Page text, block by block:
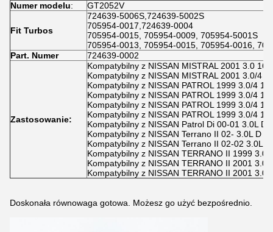
Numer modelu: GT2052V
Fit Turbos
724639-5006S,724639-5002S
705954-0017,724639-0004
705954-0015, 705954-0009, 705954-5001S
705954-0013, 705954-0015, 705954-0016,
Part. Numer 724639-0002
Zastosowanie:
Kompatybilny z NISSAN MISTRAL 2001 3.0
Kompatybilny z NISSAN MISTRAL 2001 3.0/4
Kompatybilny z NISSAN PATROL 1999 3.0/4
Kompatybilny z NISSAN PATROL 1999 3.0/4
Kompatybilny z NISSAN PATROL 1999 3.0/4
Kompatybilny z NISSAN PATROL 1999 3.0/4
Kompatybilny z NISSAN Patrol Di 00-01 3.0L D
Kompatybilny z NISSAN Terrano II 02- 3.0L D
Kompatybilny z NISSAN Terrano II 02-02 3.0L
Kompatybilny z NISSAN TERRANO II 1999 3.0/
Kompatybilny z NISSAN TERRANO II 2001 3.0
Kompatybilny z NISSAN TERRANO II 2001 3.0/
Doskonała równowaga gotowa. Możesz go użyć bezpośrednio.